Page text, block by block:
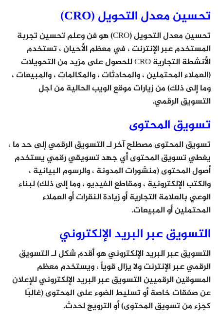
تحسين معدل التحويل (CRO)
تحسين معدل التحويل (CRO) هو فن وعلم تحسين تجربة
المستخدم عبر الإنترنت ، في معظم الأحيان ، تستخدم
الأنشطة التجارية CRO للحصول على مزيد من التحويلات
(العملاء المحتملين ، والمحادثات ، والمكالمات ، والمبيعات ،
وما إلى ذلك) من زيارات موقع الويب الحالية من اجل
التسويق الرقمي.
تسويق المحتوى
تسويق المحتوى مصطلح آخر لـ التسويق الرقمي إلى حد ما ،
يغطي تسويق المحتوى أي جهد تسويقي رقمي يستخدم
أصول المحتوى (منشورات المدونة ، والرسوم البيانية ،
والكتب الإلكترونية ، ومقاطع الفيديو ، وما إلى ذلك) لبناء
الوعي بالعلامة التجارية أو زيادة النقرات أو العملاء
المحتملين أو المبيعات.
التسويق عبر البريد الإلكتروني
التسويق عبر البريد الإلكتروني هو أقدم شكل لـ التسويق
الرقمي عبر الإنترنت ولا يزال قوياً ، ويستخدم معظم
المسوقين الرقميين التسويق عبر البريد الإلكتروني للإعلان
عن صفقات خاصة أو تسليط الضوء على المحتوى (غالبًا
كجزء من تسويق المحتوى) أو الترويج لحدث.